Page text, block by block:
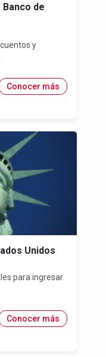
de
y
Conocer más
Unidos
para ingresar
Conocer más